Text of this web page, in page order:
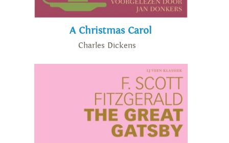
A Christmas Carol
Charles Dickens